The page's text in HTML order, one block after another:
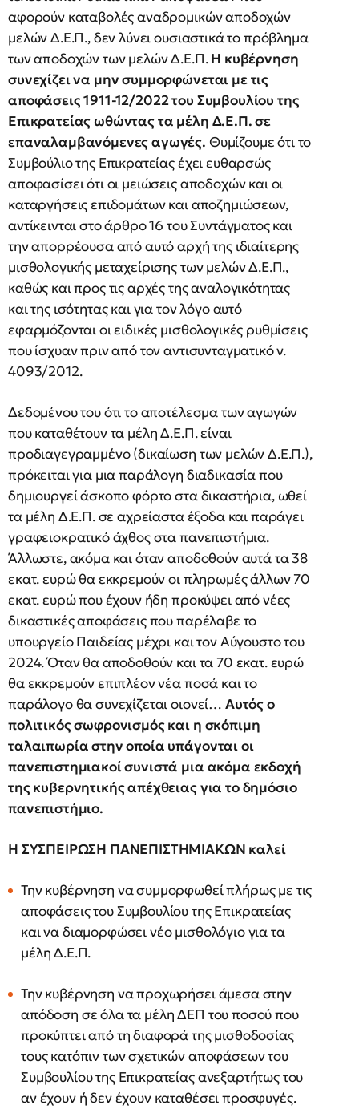
αφορούν καταβολές αναδρομικών αποδοχών
μελών Δ.Ε.Π., δεν λύνει ουσιαστικά το πρόβλημα
των αποδοχών των μελών Δ.Ε.Π.Η κυβέρνηση
συνεχίζει να μην συμμορφώνεται με τις
αποφάσεις 1911-12/2022 του Συμβουλίου της
Επικρατείας ωθώντας τα μέλη Δ.Ε.Π. σε
επαναλαμβανόμενες αγωγές. Θυμίζουμε ότι το
Συμβούλιο της Επικρατείας έχει ευθαρσώς
αποφασίσει ότι οι μειώσεις αποδοχών και οι
καταργήσεις επιδομάτων και αποζημιώσεων,
αντίκεινται στο άρθρο 16 του Συντάγματος και
την απορρέουσα από αυτό αρχή της ιδιαίτερης
μισθολογικής μεταχείρισης των μελών Δ.Ε.Π.,
καθώς και προς τις αρχές της αναλογικότητας
και της ισότητας και για τον λόγο αυτό
εφαρμόζονται οι ειδικές μισθολογικές ρυθμίσεις
που ίσχυαν πριν από τον αντισυνταγματικό ν.
4093/2012.
Δεδομένου του ότι το αποτέλεσμα των αγωγών
που καταθέτουν τα μέλη Δ.Ε.Π. είναι
προδιαγεγραμμένο (δικαίωση των μελών Δ.Ε.Π.),
πρόκειται για μια παράλογη διαδικασία που
δημιουργεί άσκοπο φόρτο στα δικαστήρια, ωθεί
τα μέλη Δ.Ε.Π. σε αχρείαστα έξοδα και παράγει
γραφειοκρατικό άχθος στα πανεπιστήμια.
Άλλωστε, ακόμα και όταν αποδοθούν αυτά τα 38
εκατ. ευρώ θα εκκρεμούν οι πληρωμές άλλων 70
εκατ. ευρώ που έχουν ήδη προκύψει από νέες
δικαστικές αποφάσεις που παρέλαβε το
υπουργείο Παιδείας μέχρι και τον Αύγουστο του
2024. Όταν θα αποδοθούν και τα 70 εκατ. ευρώ
θα εκκρεμούν επιπλέον νέα ποσά και το
παράλογο θα συνεχίζεται οιονεί… Αυτός ο
πολιτικός σωφρονισμός και η σκόπιμη
ταλαιπωρία στην οποία υπάγονται οι
πανεπιστημιακοί συνιστά μια ακόμα εκδοχή
της κυβερνητικής απέχθειας για το δημόσιο
πανεπιστήμιο.
H ΣΥΣΠΕΙΡΩΣΗ ΠΑΝΕΠΙΣΤΗΜΙΑΚΩΝ καλεί
Την κυβέρνηση να συμμορφωθεί πλήρως με τις
αποφάσεις του Συμβουλίου της Επικρατείας
και να διαμορφώσει νέο μισθολόγιο για τα
μέλη Δ.Ε.Π.
Την κυβέρνηση να προχωρήσει άμεσα στην
απόδοση σε όλα τα μέλη ΔΕΠ του ποσού που
προκύπτει από τη διαφορά της μισθοδοσίας
τους κατόπιν των σχετικών αποφάσεων του
Συμβουλίου της Επικρατείας ανεξαρτήτως του
αν έχουν ή δεν έχουν καταθέσει προσφυγές.